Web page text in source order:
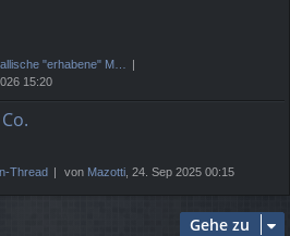
"erhabene" M…
15:20
Thread von Mazotti , 24. Sep 2025 00:15
Gehe zu